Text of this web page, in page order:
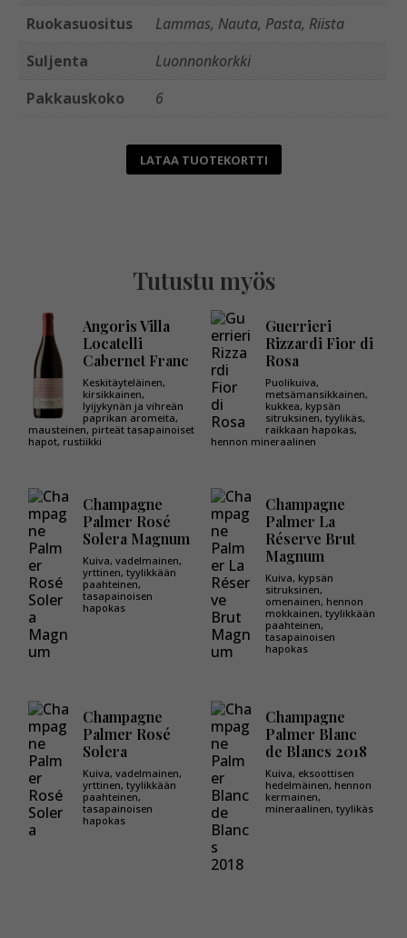
Ruokasuositus
Lammas, Nauta, Pasta, Riista
Suljenta
Luonnonkorkki
Pakkauskoko
6
LATAA TUOTEKORTTI
Tutustu myös
Angoris Villa
Locatelli
Cabernet Franc
Keskitäyteläinen,
kirsikkainen,
lyijykynän ja vihreän
paprikan aromeita,
mausteinen, pirteät tasapainoiset
hapot, rustiikki
Guerrieri
Rizzardi Fior di
Rosa
Puolikuiva,
metsämansikkainen,
kukkea, kypsän
sitruksinen, tyylikäs,
raikkaan hapokas,
hennon mineraalinen
Champagne
Palmer Rosé
Solera Magnum
Kuiva, vadelmainen,
yrttinen, tyylikkään
paahteinen,
tasapainoisen
hapokas
Champagne
Palmer La
Réserve Brut
Magnum
Kuiva, kypsän
sitruksinen,
omenainen, hennon
mokkainen, tyylikkään
paahteinen,
tasapainoisen
hapokas
Champagne
Palmer Rosé
Solera
Kuiva, vadelmainen,
yrttinen, tyylikkään
paahteinen,
tasapainoisen
hapokas
Champagne
Palmer Blanc
de Blancs 2018
Kuiva, eksoottisen
hedelmäinen, hennon
kermainen,
mineraalinen, tyylikäs